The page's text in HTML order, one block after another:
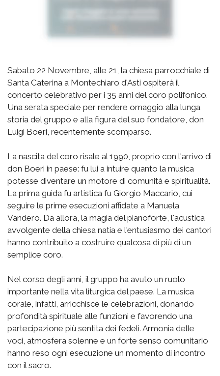
Sabato 22 Novembre, alle 21, la chiesa parrocchiale di
Santa Caterina a Montechiaro d'Asti ospiterà il
concerto celebrativo per i 35 anni del coro polifonico.
Una serata speciale per rendere omaggio alla lunga
storia del gruppo e alla figura del suo fondatore, don
Luigi Boeri, recentemente scomparso.
La nascita del coro risale al 1990, proprio con l'arrivo di
don Boeri in paese: fu lui a intuire quanto la musica
potesse diventare un motore di comunità e spiritualità.
La prima guida fu artistica fu Giorgio Maccario, cui
seguire le prime esecuzioni affidate a Manuela
Vandero. Da allora, la magia del pianoforte, l'acustica
avvolgente della chiesa natia e l'entusiasmo dei cantori
hanno contribuito a costruire qualcosa di più di un
semplice coro.
Nel corso degli anni, il gruppo ha avuto un ruolo
importante nella vita liturgica del paese. La musica
corale, infatti, arricchisce le celebrazioni, donando
profondità spirituale alle funzioni e favorendo una
partecipazione più sentita dei fedeli. Armonia delle
voci, atmosfera solenne e un forte senso comunitario
hanno reso ogni esecuzione un momento di incontro
con il sacro.